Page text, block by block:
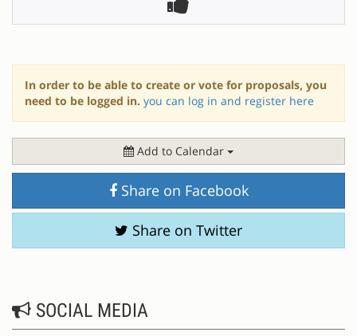
In order to be able to create or vote for proposals, you
need to be logged in. you can log in and register here
Add to Calendar
Share on Facebook
Share on Twitter
SOCIAL MEDIA